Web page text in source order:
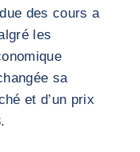
des cours a
les
sa
et d’un prix